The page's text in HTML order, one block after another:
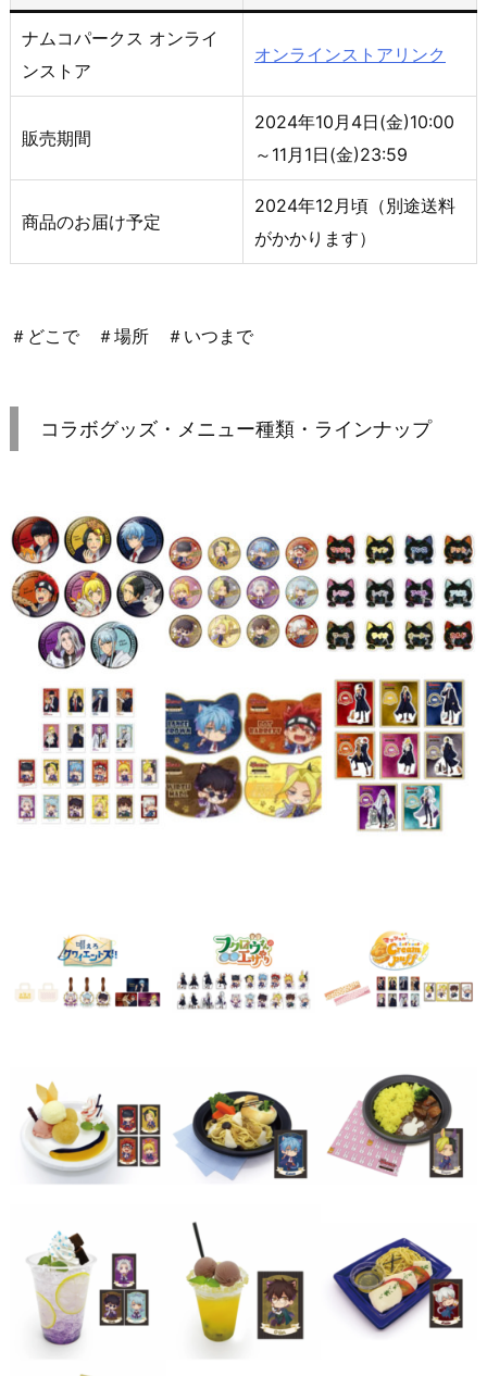
ナムコパークス オンライ
ンストア
オンラインストアリンク
販売期間
2024年10月4日(金)10:00
～11月1日(金)23:59
商品のお届け予定
2024年12月頃（別途送料
がかかります）
＃どこで ＃場所 ＃いつまで
コラボグッズ・メニュー種類・ラインナップ